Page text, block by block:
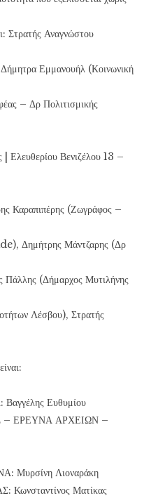
Στρατής Αναγνώστου
Εμμανουήλ (Κοινωνική
– Δρ Πολιτισμικής
Ελευθερίου Βενιζέλου 13 –
Καραπιπέρης (Ζωγράφος –
Δημήτρης Μάντζαρης (Δρ
Πάλλης (Δήμαρχος Μυτιλήνης
Λέσβου), Στρατής
Ευθυμίου
ΕΡΕΥΝΑ ΑΡΧΕΙΩΝ –
Μυρσίνη Λιοναράκη
Ματίκας